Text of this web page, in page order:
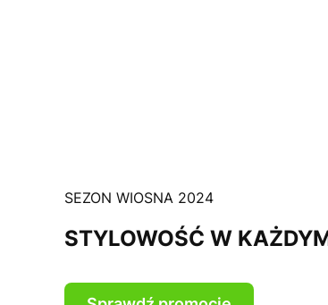
SEZON WIOSNA 2024
STYLOWOŚĆ W